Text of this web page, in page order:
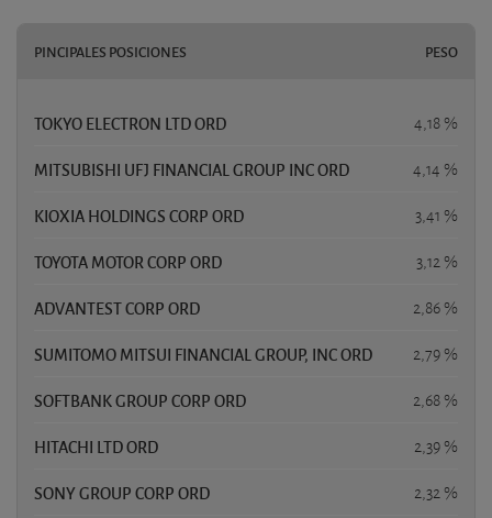
PINCIPALES POSICIONES PESO
TOKYO ELECTRON LTD ORD 4,18 %
MITSUBISHI UFJ FINANCIAL GROUP INC ORD 4,14 %
KIOXIA HOLDINGS CORP ORD 3,41 %
TOYOTA MOTOR CORP ORD 3,12 %
ADVANTEST CORP ORD 2,86 %
SUMITOMO MITSUI FINANCIAL GROUP, INC ORD 2,79 %
SOFTBANK GROUP CORP ORD 2,68 %
HITACHI LTD ORD 2,39 %
SONY GROUP CORP ORD 2,32 %